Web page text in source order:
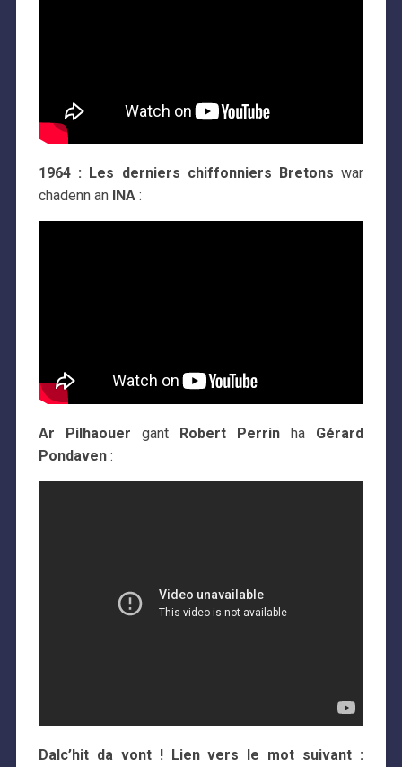
1964 : Les derniers chiffonniers Bretons war
chadenn an INA :
Ar Pilhaouer gant Robert Perrinha Gérard
Pondaven:
Dalc’hit da vont ! Lien vers le mot suivant :